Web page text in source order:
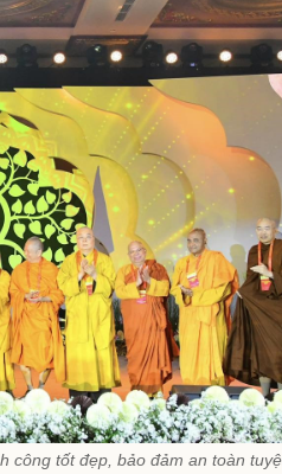
công tốt đẹp, bảo đảm an toàn